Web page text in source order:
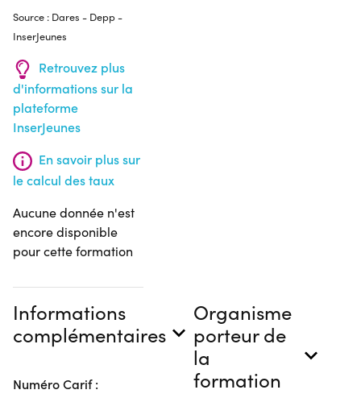
Source : Dares - Depp -
InserJeunes
Retrouvez plus
d'informations sur la
plateforme
InserJeunes
En savoir plus sur
le calcul des taux
Aucune donnée n'est
encore disponible
pour cette formation
Informations
complémentaires
Numéro Carif :
Organisme
porteur de
la
formation